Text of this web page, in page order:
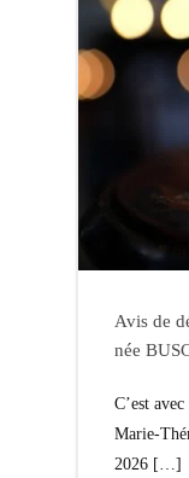
Avis de
née
C’est
Marie-
2026 […]